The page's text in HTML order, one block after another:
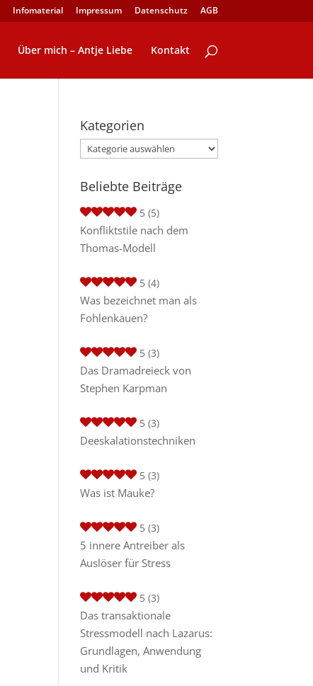
Infomaterial Impressum Datenschutz AGB
Über mich – Antje Liebe Kontakt
Kategorien
Kategorien
Beliebte Beiträge
5 (5)
Konfliktstile nach dem
Thomas-Modell
5 (4)
Was bezeichnet man als
Fohlenkauen?
5 (3)
Das Dramadreieck von
Stephen Karpman
5 (3)
Deeskalationstechniken
5 (3)
Was ist Mauke?
5 (3)
5 innere Antreiber als
Auslöser für Stress
5 (3)
Das transaktionale
Stressmodell nach Lazarus:
Grundlagen, Anwendung
und Kritik